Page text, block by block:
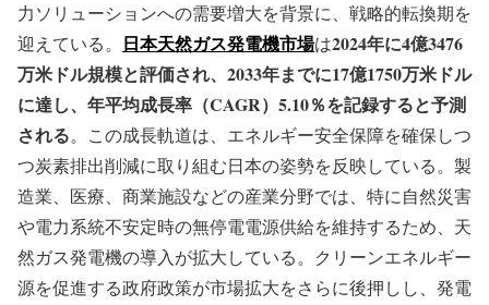
力ソリューションへの需要増大を背景に、戦略的転換期を
迎えている。 日本天然ガス発電機市場は2024年に4億3476
万米ドル規模と評価され、2033年までに17億1750万米ドル
に達し、年平均成長率（CAGR）5.10％を記録すると予測
される。この成長軌道は、エネルギー安全保障を確保しつ
つ炭素排出削減に取り組む日本の姿勢を反映している。製
造業、医療、商業施設などの産業分野では、特に自然災害
や電力系統不安定時の無停電電源供給を維持するため、天
然ガス発電機の導入が拡大している。クリーンエネルギー
源を促進する政府政策が市場拡大をさらに後押しし、発電